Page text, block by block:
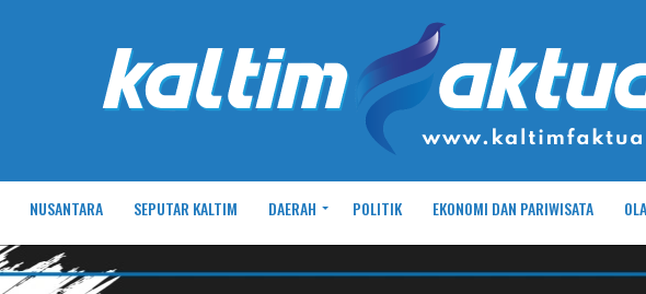
NUSANTARA SEPUTAR KALTIM DAERAH POLITIK EKONOMI DAN PARIWISATA